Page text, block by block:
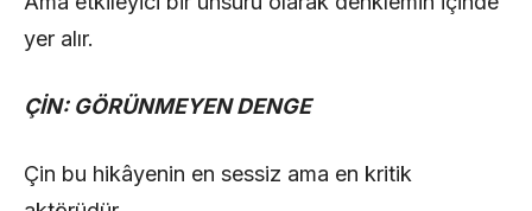
yer alır.
ÇİN: GÖRÜNMEYEN DENGE
Çin bu hikâyenin en sessiz ama en kritik